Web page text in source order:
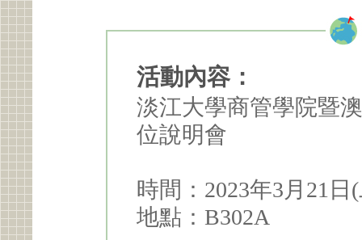
活動內容：
淡江大學商管學院暨
位說明會
時間：2023年3月21日
地點：B302A